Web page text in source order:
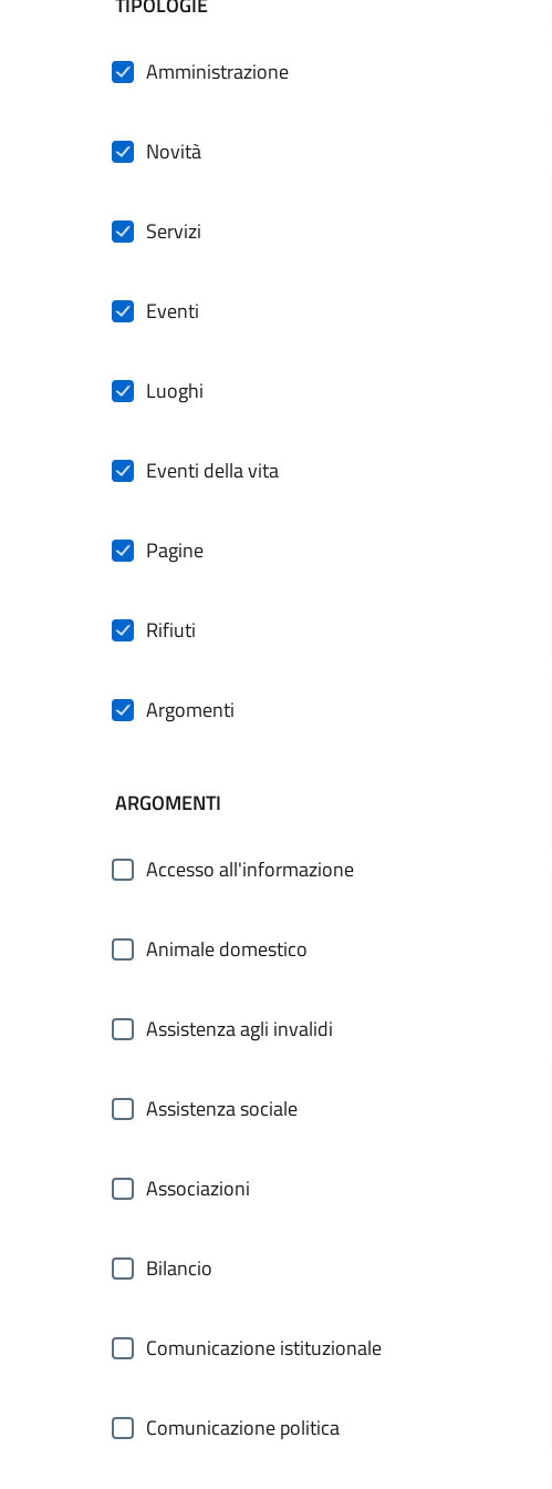
filtri da applicare
Amministrazione
Novità
Servizi
Eventi
Luoghi
Eventi della vita
Pagine
Rifiuti
Argomenti
ARGOMENTI
Accesso all'informazione
Animale domestico
Assistenza agli invalidi
Assistenza sociale
Associazioni
Bilancio
Comunicazione istituzionale
Comunicazione politica